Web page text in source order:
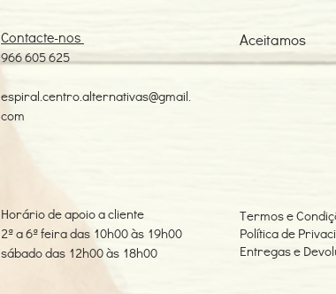
Contacte-nos
966 605 625
espiral.centro.alternativas@gmail.
com
Aceitamos
Horário de apoio a cliente
2ª a 6ª feira das 10h00 às 19h00
sábado das 12h00 às 18h00
Termos e
Política de
Entregas e